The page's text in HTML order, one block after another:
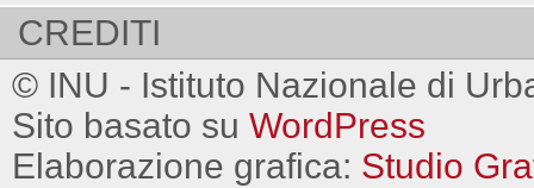
CREDITI
© INU - Istituto Nazionale di
Sito basato su WordPress
Elaborazione grafica: Studio